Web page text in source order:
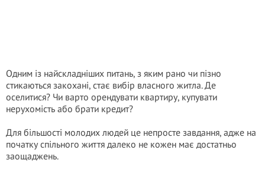
Одним із найскладніших питань, з яким рано чи пізно
стикаються закохані, стає вибір власного житла. Де
оселитися? Чи варто орендувати квартиру, купувати
нерухомість або брати кредит?
Для більшості молодих людей це непросте завдання, адже на
початку спільного життя далеко не кожен має достатньо
заощаджень.